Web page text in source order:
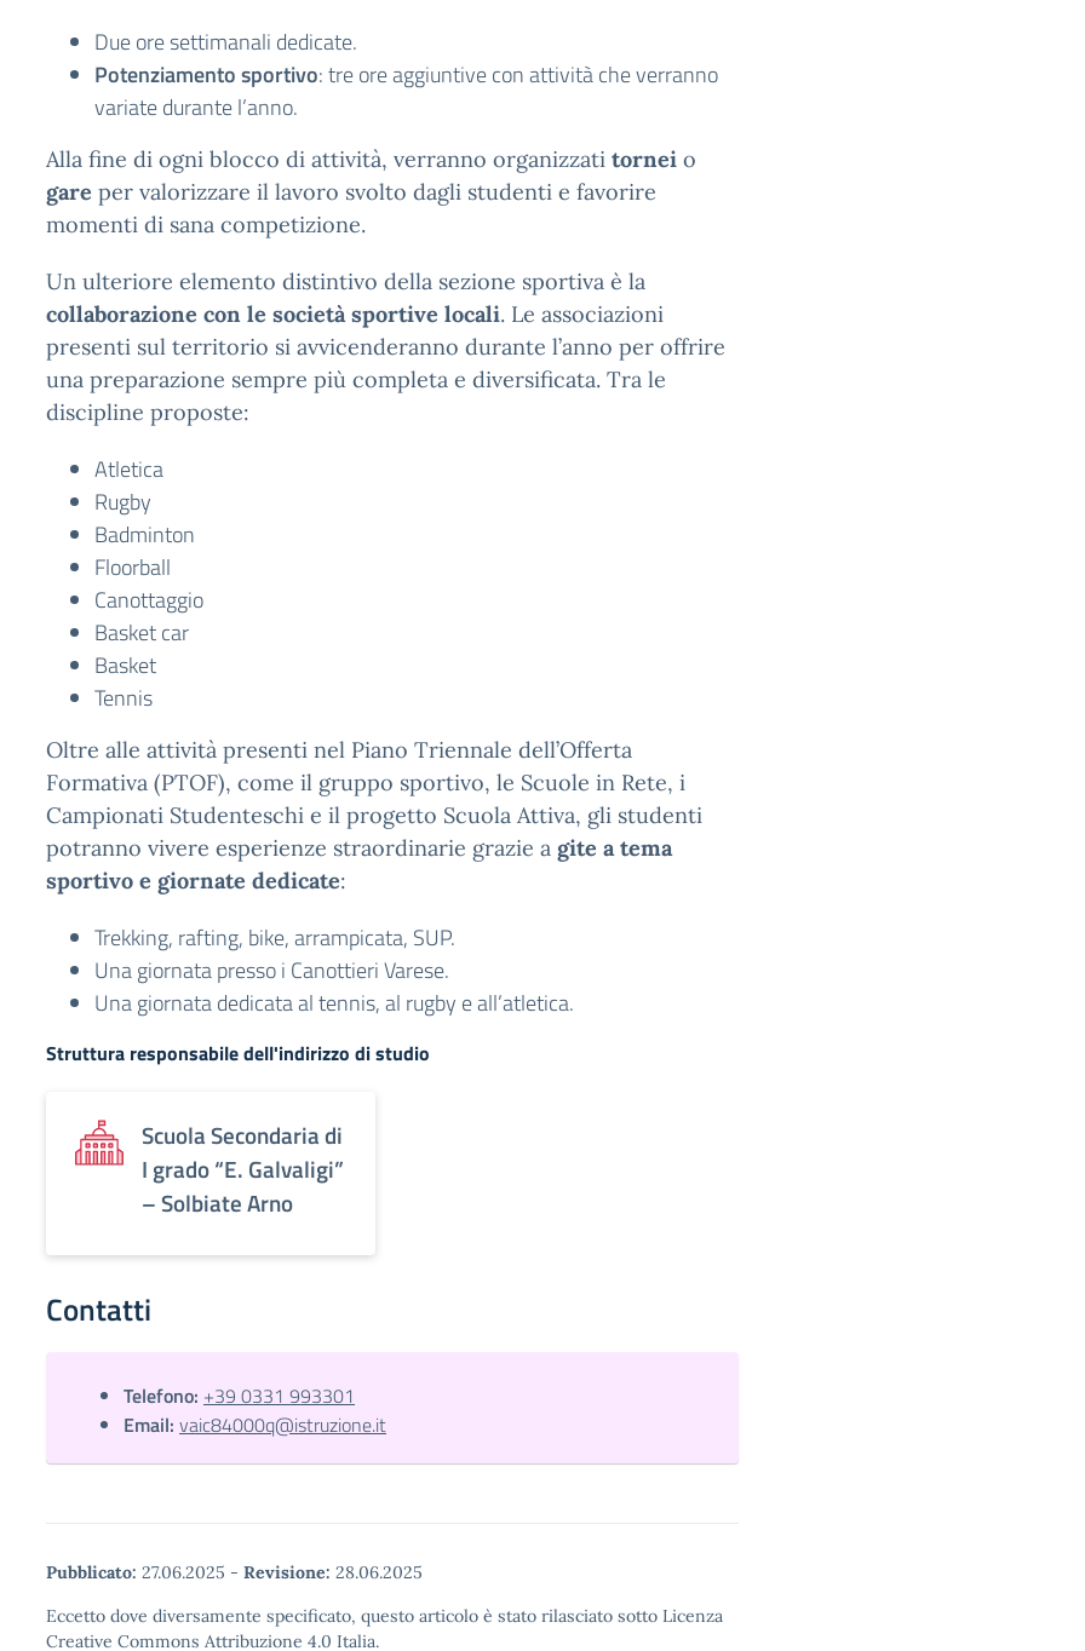
Due ore settimanali dedicate.
Potenziamento sportivo: tre ore aggiuntive con attività che verranno
variate durante l’anno.
Alla fine di ogni blocco di attività, verranno organizzati tornei o
gare per valorizzare il lavoro svolto dagli studenti e favorire
momenti di sana competizione.
Un ulteriore elemento distintivo della sezione sportiva è la
collaborazione con le società sportive locali. Le associazioni
presenti sul territorio si avvicenderanno durante l’anno per offrire
una preparazione sempre più completa e diversificata. Tra le
discipline proposte:
Atletica
Rugby
Badminton
Floorball
Canottaggio
Basket car
Basket
Tennis
Oltre alle attività presenti nel Piano Triennale dell’Offerta
Formativa (PTOF), come il gruppo sportivo, le Scuole in Rete, i
Campionati Studenteschi e il progetto Scuola Attiva, gli studenti
potranno vivere esperienze straordinarie grazie a gite a tema
sportivo e giornate dedicate:
Trekking, rafting, bike, arrampicata, SUP.
Una giornata presso i Canottieri Varese.
Una giornata dedicata al tennis, al rugby e all’atletica.
Struttura responsabile dell'indirizzo di studio
Scuola Secondaria di
I grado “E. Galvaligi”
– Solbiate Arno
Contatti
Telefono: +39 0331 993301
Email: vaic84000q@istruzione.it
Pubblicato: 27.06.2025 - Revisione: 28.06.2025
Eccetto dove diversamente specificato, questo articolo è stato rilasciato sotto Licenza
Creative Commons Attribuzione 4.0 Italia.